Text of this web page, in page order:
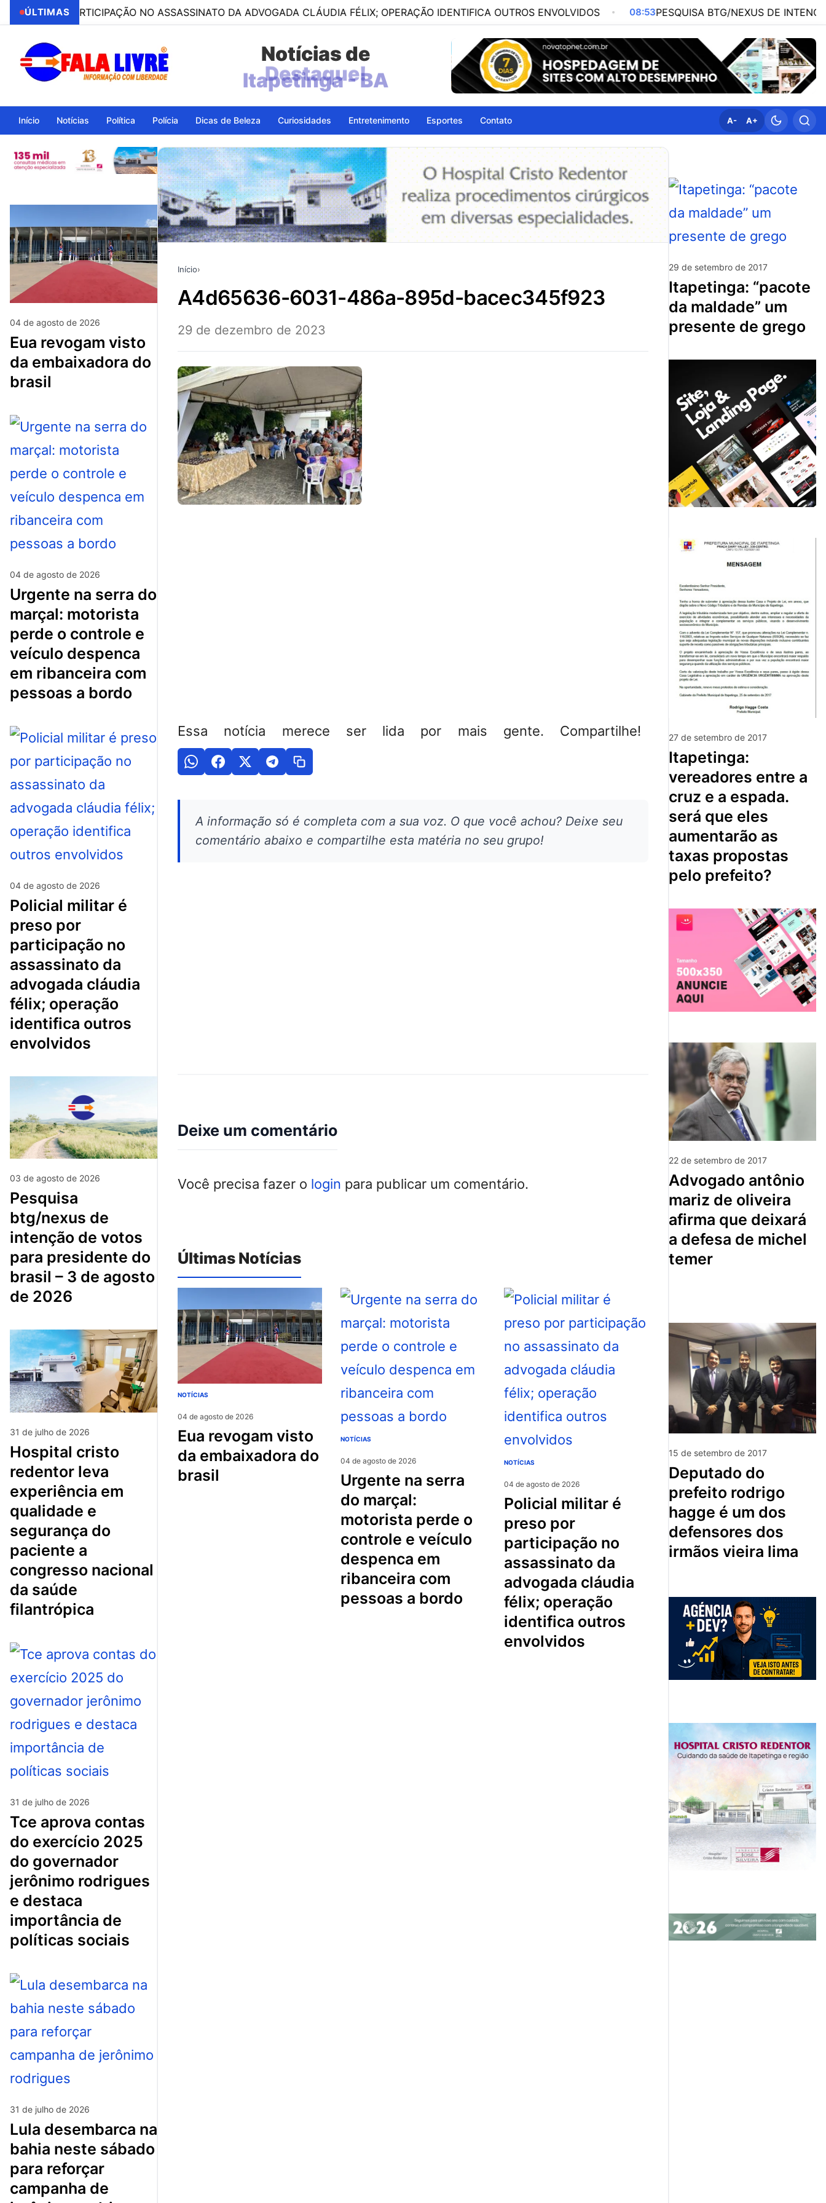
ÚLTIMAS NO ASSASSINATO DA ADVOGADA CLÁUDIA FÉLIX; OPERAÇÃO IDENTIFICA OUTROS ENVOLVIDOS 08:53PESQUISA BTG/NEXUS DE INTENÇÃO DE
Notícias de
Itapetinga - BA
Início Notícias Política Polícia Dicas de Beleza Curiosidades Entretenimento Esportes Contato A- A+
04 de agosto de 2026
eua revogam visto
da embaixadora do
brasil
04 de agosto de 2026
urgente na serra do
marçal: motorista
perde o controle e
veículo despenca
em ribanceira com
pessoas a bordo
04 de agosto de 2026
policial militar é
preso por
participação no
assassinato da
advogada cláudia
félix; operação
identifica outros
envolvidos
03 de agosto de 2026
pesquisa
btg/nexus de
intenção de votos
para presidente do
brasil – 3 de agosto
de 2026
31 de julho de 2026
hospital cristo
redentor leva
experiência em
qualidade e
segurança do
paciente a
congresso nacional
da saúde
filantrópica
31 de julho de 2026
tce aprova contas
do exercício 2025
do governador
jerônimo rodrigues
e destaca
importância de
políticas sociais
31 de julho de 2026
lula desembarca na
bahia neste sábado
para reforçar
campanha de
Início›
a4d65636-6031-486a-895d-bacec345f923
29 de dezembro de 2023
Essa notícia merece ser lida por mais gente. Compartilhe!
A informação só é completa com a sua voz. O que você achou? Deixe seu
comentário abaixo e compartilhe esta matéria no seu grupo!
Deixe um comentário
Você precisa fazer o login para publicar um comentário.
Últimas Notícias
NOTÍCIAS
04 de agosto de 2026
eua revogam visto
da embaixadora do
brasil
NOTÍCIAS
04 de agosto de 2026
urgente na serra
do marçal:
motorista perde o
controle e veículo
despenca em
ribanceira com
pessoas a bordo
NOTÍCIAS
04 de agosto de 2026
policial militar é
preso por
participação no
assassinato da
advogada cláudia
félix; operação
identifica outros
envolvidos
29 de setembro de 2017
itapetinga: “pacote
da maldade” um
presente de grego
27 de setembro de 2017
itapetinga:
vereadores entre a
cruz e a espada.
será que eles
aumentarão as
taxas propostas
pelo prefeito?
22 de setembro de 2017
advogado antônio
mariz de oliveira
afirma que deixará
a defesa de michel
temer
15 de setembro de 2017
deputado do
prefeito rodrigo
hagge é um dos
defensores dos
irmãos vieira lima